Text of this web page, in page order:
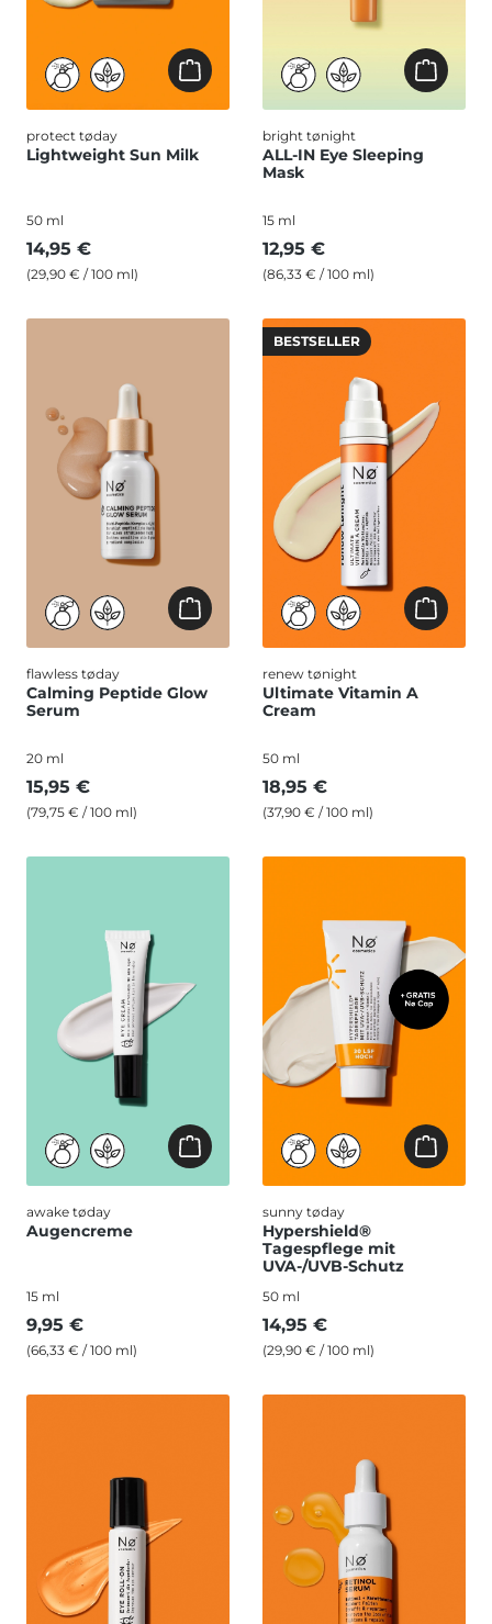
protect tøday
Lightweight Sun Milk
50 ml
14,95 €
(29,90 € / 100 ml)
bright tønight
ALL-IN Eye Sleeping
Mask
15 ml
12,95 €
(86,33 € / 100 ml)
flawless tøday
Calming Peptide Glow
Serum
20 ml
15,95 €
(79,75 € / 100 ml)
BESTSELLER
renew tønight
Ultimate Vitamin A
Cream
50 ml
18,95 €
(37,90 € / 100 ml)
awake tøday
Augencreme
15 ml
9,95 €
(66,33 € / 100 ml)
sunny tøday
Hypershield®
Tagespflege mit
UVA-/UVB-Schutz
50 ml
14,95 €
(29,90 € / 100 ml)